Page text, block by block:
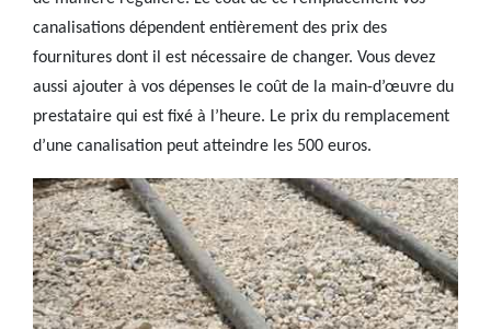
canalisations dépendent entièrement des prix des
fournitures dont il est nécessaire de changer. Vous devez
aussi ajouter à vos dépenses le coût de la main-d’œuvre du
prestataire qui est fixé à l’heure. Le prix du remplacement
d’une canalisation peut atteindre les 500 euros.